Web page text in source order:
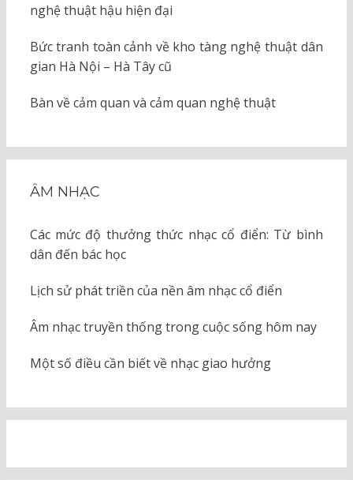
nghệ thuật hậu hiện đại
Bức tranh toàn cảnh về kho tàng nghệ thuật dân
gian Hà Nội – Hà Tây cũ
Bàn về cảm quan và cảm quan nghệ thuật
ÂM NHẠC
Các mức độ thưởng thức nhạc cổ điển: Từ bình
dân đến bác học
Lịch sử phát triền của nền âm nhạc cổ điển
Âm nhạc truyền thống trong cuộc sống hôm nay
Một số điều cần biết về nhạc giao hưởng